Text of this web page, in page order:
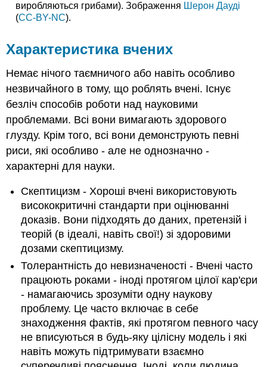
виробляються грибами). Зображення Шерон Дауді
(CC-BY-NC).
Характеристика вчених
Немає нічого таємничого або навіть особливо
незвичайного в тому, що роблять вчені. Існує
безліч способів роботи над науковими
проблемами. Всі вони вимагають здорового
глузду. Крім того, всі вони демонструють певні
риси, які особливо - але не однозначно -
характерні для науки.
Скептицизм - Хороші вчені використовують
висококритичні стандарти при оцінюванні
доказів. Вони підходять до даних, претензій і
теорій (в ідеалі, навіть свої!) зі здоровими
дозами скептицизму.
Толерантність до невизначеності - Вчені часто
працюють роками - іноді протягом цілої кар'єри
- намагаючись зрозуміти одну наукову
проблему. Це часто включає в себе
знаходження фактів, які протягом певного часу
не вписуються в будь-яку цілісну модель і які
навіть можуть підтримувати взаємно